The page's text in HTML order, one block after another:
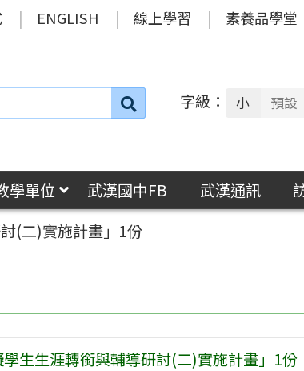
ENGLISH 線上學習 素養品學堂
搜
字級： 小 預設
學單位 武漢國中FB 武漢通訊
(二)實施計畫」1份
生生涯轉銜與輔導研討(二)實施計畫」1份